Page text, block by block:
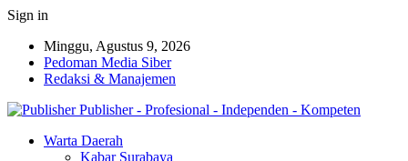
Sign in
Minggu, Agustus 9, 2026
Pedoman Media Siber
Redaksi & Manajemen
Publisher - Profesional - Independen - Kompeten
Warta Daerah
Kabar Surabaya